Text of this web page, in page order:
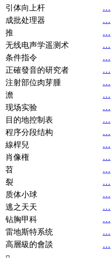
引体向上杆
…
成批处理器
…
推
…
无线电声学遥测术
…
条件指令
…
正確發音的研究者
…
注射部位肉芽腫
…
澹
…
现场实验
…
目的地控制表
…
程序分段结构
…
線桿兒
…
肖像権
…
苕
…
裂
…
质体小球
…
逃之天天
…
钻胸甲科
…
雷地斯特系统
…
高層級的會談
…